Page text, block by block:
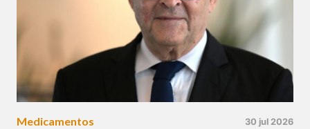
Medicamentos 30 jul 2026